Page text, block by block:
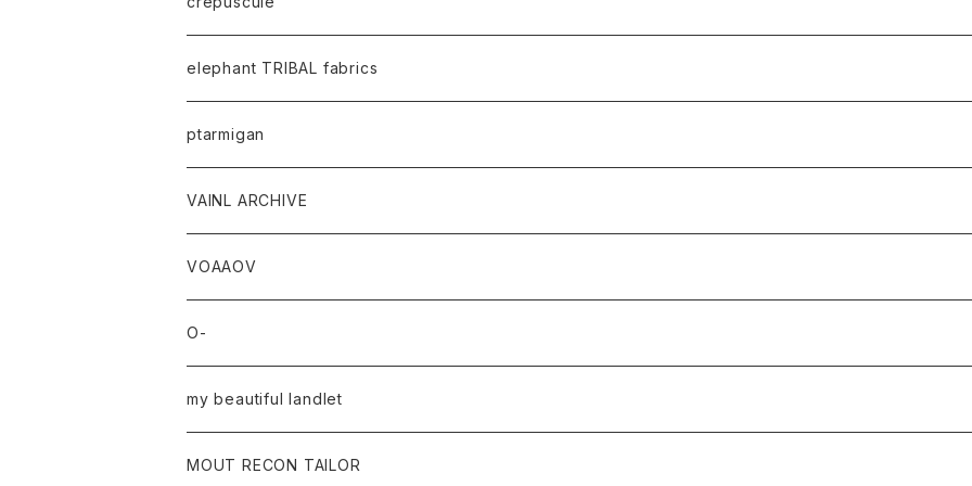
elephant TRIBAL fabrics
ptarmigan
VAINL ARCHIVE
VOAAOV
O-
my beautiful landlet
MOUT RECON TAILOR